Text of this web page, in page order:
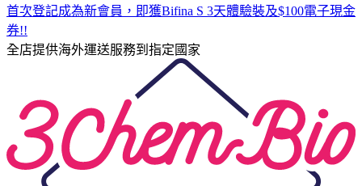
首次登記成為新會員，即獲Bifina S 3天體驗裝及$100電子現金
券!!
全店提供海外運送服務到指定國家